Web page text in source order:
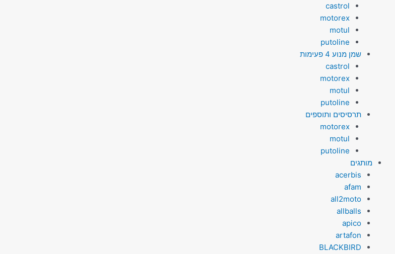
castrol
motorex
motul
putoline
שמן מנוע 4 פעימות
castrol
motorex
motul
putoline
תרסיסים ותוספים
motorex
motul
putoline
מותגים
acerbis
afam
all2moto
allballs
apico
artafon
BLACKBIRD